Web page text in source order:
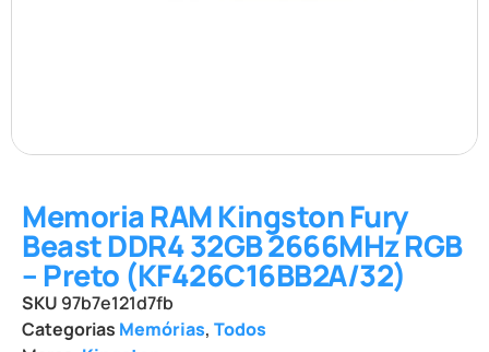
Memoria RAM Kingston Fury
Beast DDR4 32GB 2666MHz RGB
– Preto (KF426C16BB2A/32)
SKU 97b7e121d7fb
Categorias Memórias, Todos